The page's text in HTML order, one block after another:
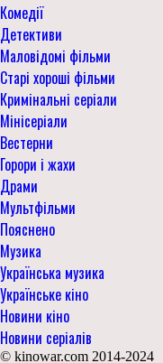
Комедії
Детективи
Маловідомі фільми
Старі хороші фільми
Кримінальні серіали
Мінісеріали
Вестерни
Горори і жахи
Драми
Мультфільми
Пояснено
Музика
Українська музика
Українське кіно
Новини кіно
Новини серіалів
© kinowar.com 2014-2024